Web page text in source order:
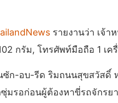
รายงานว่า เจ้
กรัม, โทรศัพท์มือถือ 1 เ
ก-อบ-รีด ริมถนนสุขสวัสดิ์
มรอก่อนผู้ต้องหาขี่รถจักร